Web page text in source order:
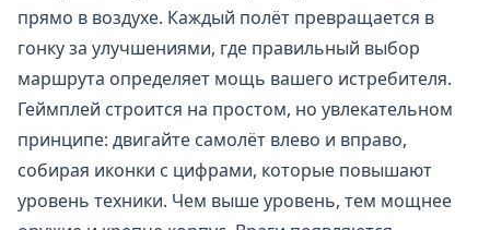
прямо в воздухе. Каждый полёт превращается в
гонку за улучшениями, где правильный выбор
маршрута определяет мощь вашего истребителя.
Геймплей строится на простом, но увлекательном
принципе: двигайте самолёт влево и вправо,
собирая иконки с цифрами, которые повышают
уровень техники. Чем выше уровень, тем мощнее